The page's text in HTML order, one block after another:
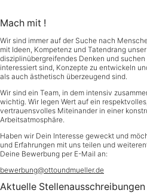
springen
Mach mit !
Wir sind immer auf der Suche nach
mit Ideen, Kompetenz und Tatendrang
disziplinübergreifendes Denken und
interessiert sind, Konzepte zu entwickeln
als auch ästhetisch überzeugend sind.
Wir sind ein Team, in dem intensiv
wichtig. Wir legen Wert auf ein
vertrauensvolles Miteinander in einer
Arbeitsatmosphäre.
Haben wir Dein Interesse geweckt und
und Erfahrungen mit uns teilen und
Deine Bewerbung per E-Mail an:
bewerbung@ottoundmueller.de
Aktuelle Stellenausschreibungen